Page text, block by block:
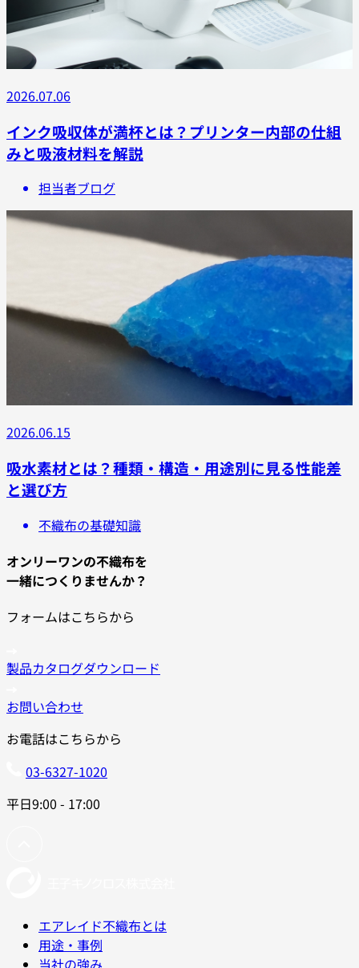
2026.07.06
インク吸収体が満杯とは？プリンター内部の仕組
みと吸液材料を解説
担当者ブログ
2026.06.15
吸水素材とは？種類・構造・用途別に見る性能差
と選び方
不織布の基礎知識
オンリーワンの不織布を
一緒につくりませんか？
フォームはこちらから
製品カタログダウンロード
お問い合わせ
お電話はこちらから
03-6327-1020
平日9:00 - 17:00
エアレイド不織布とは
用途・事例